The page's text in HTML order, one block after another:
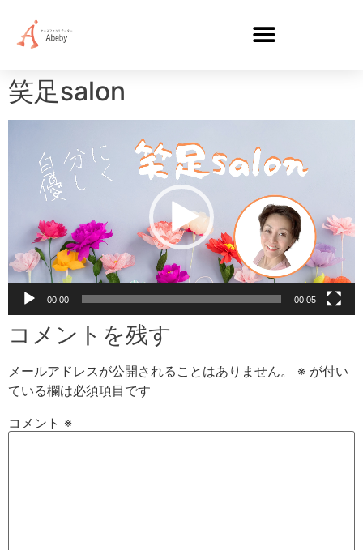
笑足salon
00:00 00:05
コメントを残す
メールアドレスが公開されることはありません。 ※ が付い
ている欄は必須項目です
コメント ※